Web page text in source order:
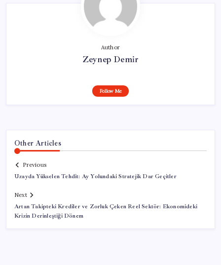
Author
Zeynep Demir
Follow Me
Other Articles
Previous
Uzayda Yükselen Tehdit: Ay Yolundaki Stratejik Dar Geçitler
Next
Artan Takipteki Krediler ve Zorluk Çeken Reel Sektör: Ekonomideki
Krizin Derinleştiği Dönem